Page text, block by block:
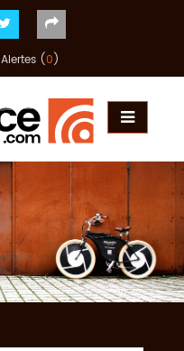
Alertes (0)